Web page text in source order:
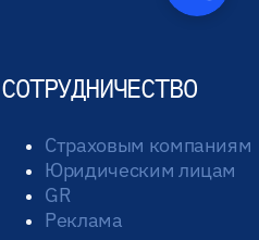
СОТРУДНИЧЕСТВО
Страховым компаниям
Юридическим лицам
GR
Реклама